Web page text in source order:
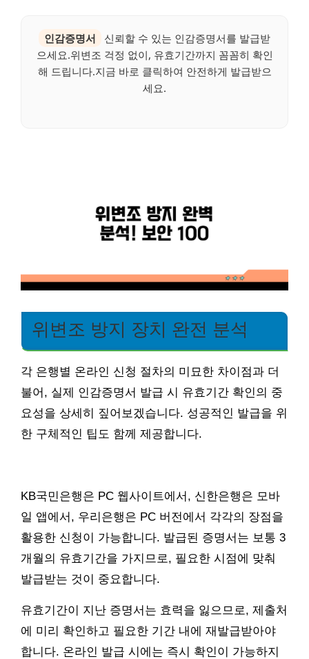
인감증명서
신뢰할 수 있는 인감증명서를 발급받
으세요.위변조 걱정 없이, 유효기간까지 꼼꼼히 확인
해 드립니다.지금 바로 클릭하여 안전하게 발급받으
세요.
위변조 방지 장치 완전 분석
각 은행별 온라인 신청 절차의 미묘한 차이점과 더
불어, 실제 인감증명서 발급 시 유효기간 확인의 중
요성을 상세히 짚어보겠습니다. 성공적인 발급을 위
한 구체적인 팁도 함께 제공합니다.
KB국민은행은 PC 웹사이트에서, 신한은행은 모바
일 앱에서, 우리은행은 PC 버전에서 각각의 장점을
활용한 신청이 가능합니다. 발급된 증명서는 보통 3
개월의 유효기간을 가지므로, 필요한 시점에 맞춰
발급받는 것이 중요합니다.
유효기간이 지난 증명서는 효력을 잃으므로, 제출처
에 미리 확인하고 필요한 기간 내에 재발급받아야
합니다. 온라인 발급 시에는 즉시 확인이 가능하지